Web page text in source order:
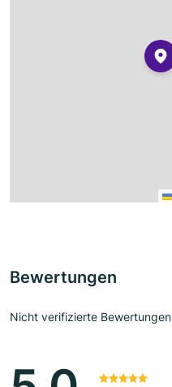
Bewertungen
Nicht verifizierte Bewertungen